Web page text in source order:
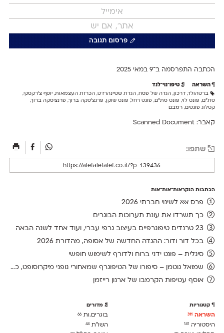
פרסום תגובה
הכתבה התפרסמה ב־9 ב מאי 2025
השראה טיפו־נוי־לנד
ברטהולד, דרכון , הגדה של פסח, הגדת שטיינהרדט, הכרזת העצמאות, יוסף צ'רקסקי,
סת״ם, פונט לוי, פונט סת״ם, פונט רחל, פונט שוקן , פרנצ'סקה ברוך, פרנציסקה ברוך,
קטלוג פונטים, רמבם
קאבר: Scanned Document
שתפו:
הכתבות הנקראות־אות־אות
פרס אאא לשינוי חברתי 2026
כך תשרדו את עונת תערוכות הבוגרים
23 טרנדים טיפוגרפיים בעיצוב גרפי עברי, ועוד אחד לשנה הבאה
בכל דור ודור: ההגדה החדשה של אסופה, מהדורת 2026
סיגלית – פונט ידני ברוח ולדורף לשימוש חופשי
שמואל גוטמן – סיפורו של הטיפוגרף שמאחורי גופני מיקרוסופט, כפי שנחשף בארכיון של נינתו
אוסף עטיפות הקרמבו של ארנון רייזמן
קטגוריות
השראה 311
היסטוריה 141
מדורים
בוגרים.ות66
השו״ת44